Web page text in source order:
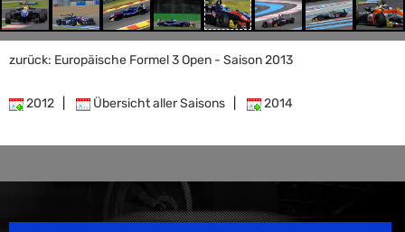
zurück: Europäische Formel 3 Open - Saison 2013
2012 Übersicht aller Saisons 2014